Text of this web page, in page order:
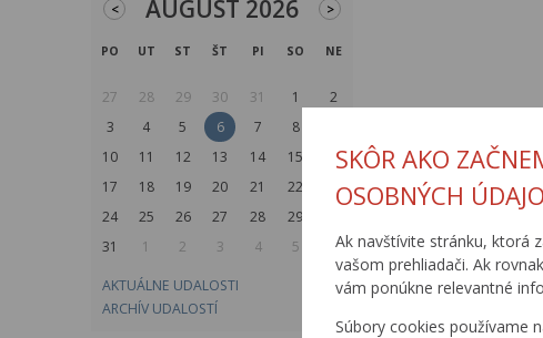
SKÔR AKO
OSOBNÝCH
Ak navštívite stránku, ktorá
vašom prehliadači. Ak
vám ponúkne relevantné
Súbory cookies používame
< AUGUST 2026 >
PO UT ST ŠT PI SO NE
27 28 29 30 31 1
2
3
4 5 6 7 8
10
11 12 13 14 15
16
17
18 19 20 21 22
23
24
25 26 27 28 29
31
1 2 3 4 5 6
AKTUÁLNE UDALOSTI
ARCHÍV UDALOSTÍ